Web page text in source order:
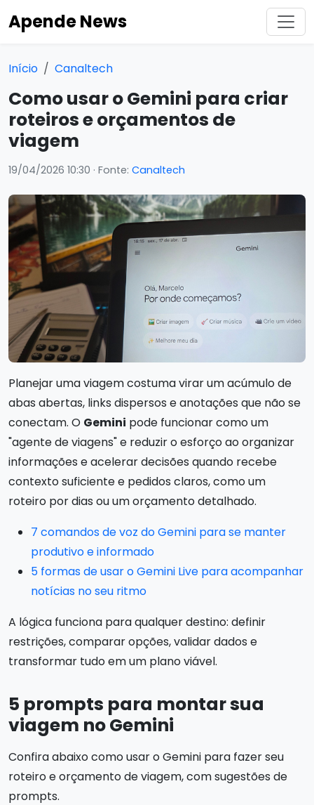
Apende News
Início Canaltech
Como usar o Gemini para criar
roteiros e orçamentos de
viagem
19/04/2026 10:30 · Fonte: Canaltech
Planejar uma viagem costuma virar um acúmulo de
abas abertas, links dispersos e anotações que não se
conectam. O Gemini pode funcionar como um
"agente de viagens" e reduzir o esforço ao organizar
informações e acelerar decisões quando recebe
contexto suficiente e pedidos claros, como um
roteiro por dias ou um orçamento detalhado.
7 comandos de voz do Gemini para se manter
produtivo e informado
5 formas de usar o Gemini Live para acompanhar
notícias no seu ritmo
A lógica funciona para qualquer destino: definir
restrições, comparar opções, validar dados e
transformar tudo em um plano viável.
5 prompts para montar sua
viagem no Gemini
Confira abaixo como usar o Gemini para fazer seu
roteiro e orçamento de viagem, com sugestões de
prompts.